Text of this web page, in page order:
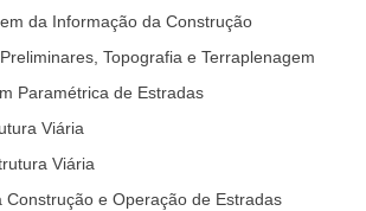
da Informação da Construção
Topografia e Terraplenagem
Paramétrica de Estradas
Viária
Viária
Construção e Operação de Estradas